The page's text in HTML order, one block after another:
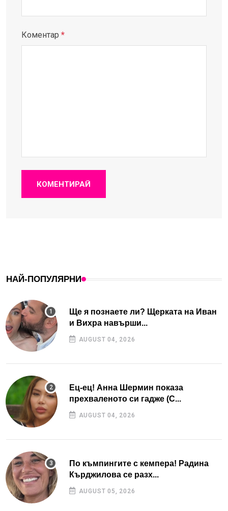
Коментар *
КОМЕНТИРАЙ
НАЙ-ПОПУЛЯРНИ
Ще я познаете ли? Щерката на Иван
и Вихра навърши...
AUGUST 04, 2026
Ец-ец! Анна Шермин показа
прехваленото си гадже (С...
AUGUST 04, 2026
По къмпингите с кемпера! Радина
Кърджилова се разх...
AUGUST 05, 2026